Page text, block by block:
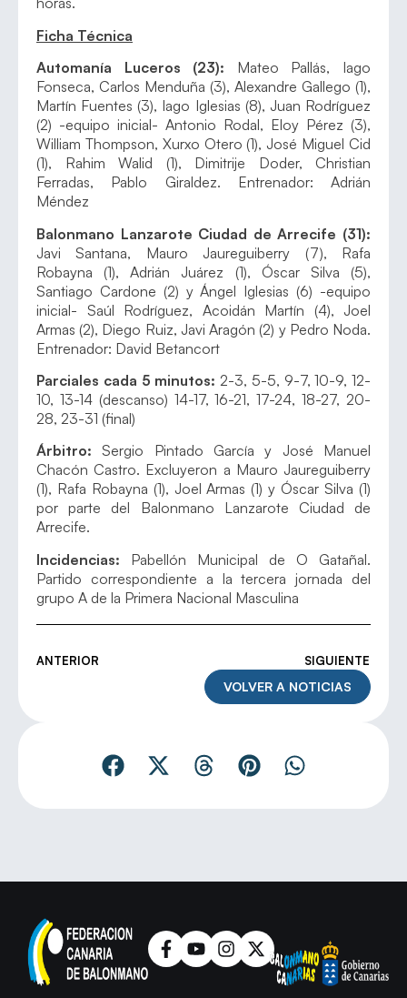
Ficha Técnica
Automanía Luceros (23): Mateo Pallás, Iago
Fonseca, Carlos Menduña (3), Alexandre Gallego (1),
Martín Fuentes (3), Iago Iglesias (8), Juan Rodríguez
(2) -equipo inicial- Antonio Rodal, Eloy Pérez (3),
William Thompson, Xurxo Otero (1), José Miguel Cid
(1), Rahim Walid (1), Dimitrije Doder, Christian
Ferradas, Pablo Giraldez. Entrenador: Adrián
Méndez
Balonmano Lanzarote Ciudad de Arrecife (31):
Javi Santana, Mauro Jaureguiberry (7), Rafa
Robayna (1), Adrián Juárez (1), Óscar Silva (5),
Santiago Cardone (2) y Ángel Iglesias (6) -equipo
inicial- Saúl Rodríguez, Acoidán Martín (4), Joel
Armas (2), Diego Ruiz, Javi Aragón (2) y Pedro Noda.
Entrenador: David Betancort
Parciales cada 5 minutos: 2-3, 5-5, 9-7, 10-9, 12-
10, 13-14 (descanso) 14-17, 16-21, 17-24, 18-27, 20-
28, 23-31 (final)
Árbitro: Sergio Pintado García y José Manuel
Chacón Castro. Excluyeron a Mauro Jaureguiberry
(1), Rafa Robayna (1), Joel Armas (1) y Óscar Silva (1)
por parte del Balonmano Lanzarote Ciudad de
Arrecife.
Incidencias: Pabellón Municipal de O Gatañal.
Partido correspondiente a la tercera jornada del
grupo A de la Primera Nacional Masculina
ANTERIOR SIGUIENTE
VOLVER A NOTICIAS